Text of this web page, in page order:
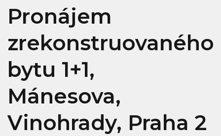
Pronájem
zrekonstruovaného
bytu 1+1,
Mánesova,
Vinohrady, Praha 2